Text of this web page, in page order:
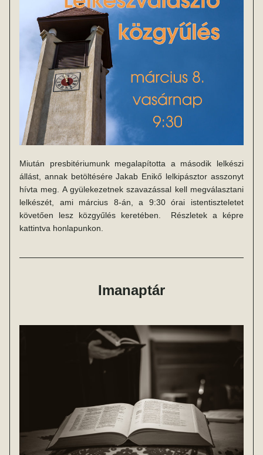
Miután presbitériumunk megalapította a második lelkészi
állást, annak betöltésére Jakab Enikő lelkipásztor asszonyt
hívta meg. A gyülekezetnek szavazással kell megválasztani
lelkészét, ami március 8-án, a 9:30 órai istentiszteletet
követően lesz közgyűlés keretében.  Részletek a képre
kattintva honlapunkon.
Imanaptár